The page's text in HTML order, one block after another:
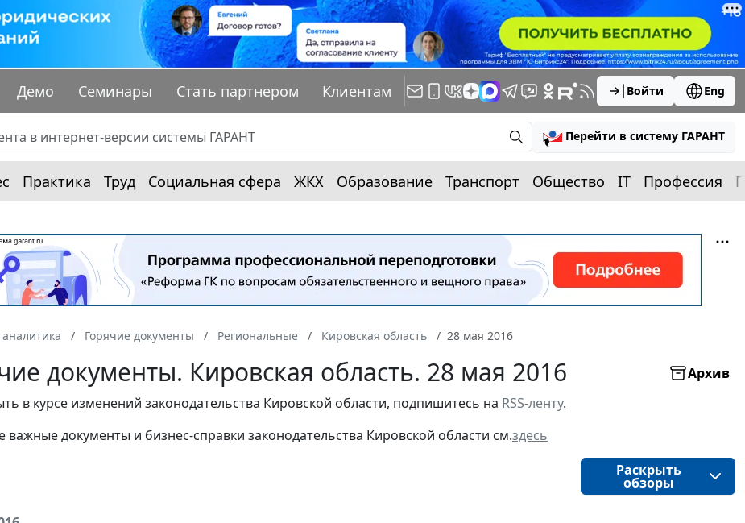
Демо Семинары Стать партнером Клиентам Войти Eng
Перейти в систему ГАРАНТ
Практика Труд Социальная сфера ЖКХ Образование Транспорт Общество IT Профессия
Горячие документы Региональные Кировская область 28 мая 2016
документы. Кировская область. 28 мая 2016
Архив
в курсе изменений законодательства Кировской области, подпишитесь на RSS-ленту.
важные документы и бизнес-справки законодательства Кировской области см.здесь
Раскрыть
обзоры